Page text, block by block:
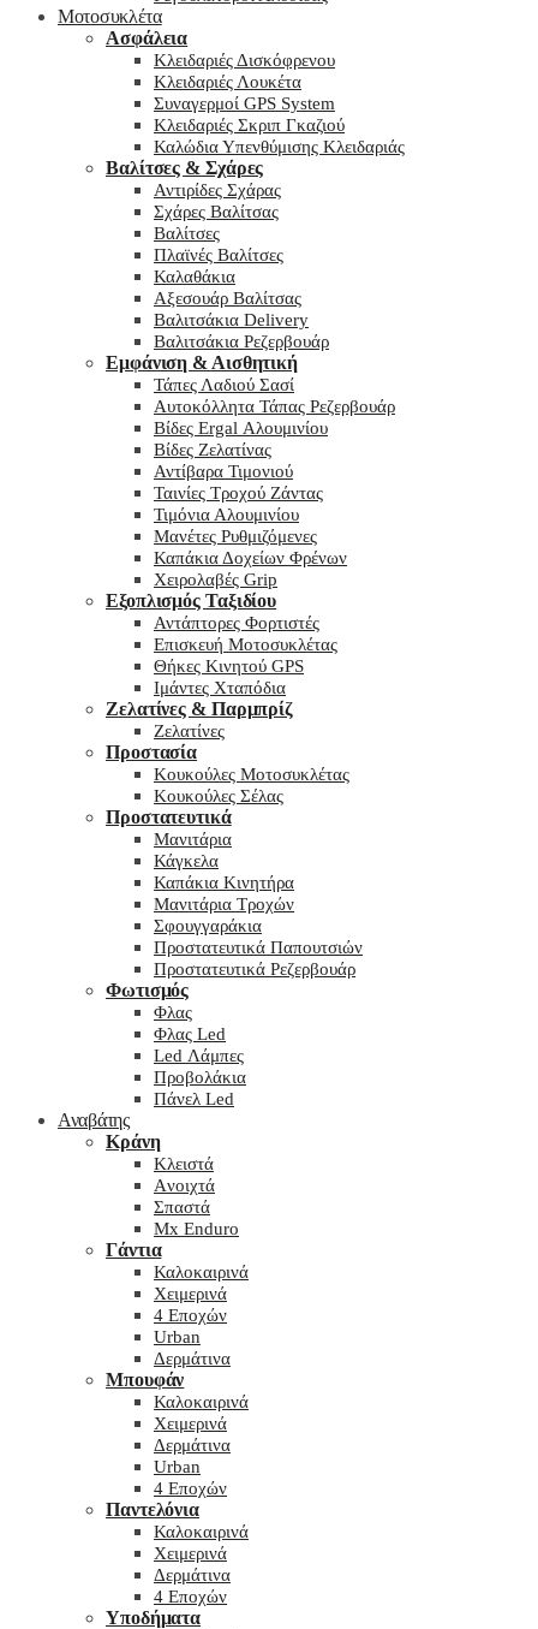
Μοτοσυκλέτα
Ασφάλεια
Κλειδαριές Δισκόφρενου
Κλειδαριές Λουκέτα
Συναγερμοί GPS System
Κλειδαριές Σκριπ Γκαζιού
Καλώδια Υπενθύμισης Κλειδαριάς
Βαλίτσες & Σχάρες
Αντιρίδες Σχάρας
Σχάρες Βαλίτσας
Βαλίτσες
Πλαϊνές Βαλίτσες
Καλαθάκια
Αξεσουάρ Βαλίτσας
Βαλιτσάκια Delivery
Βαλιτσάκια Ρεζερβουάρ
Εμφάνιση & Αισθητική
Τάπες Λαδιού Σασί
Αυτοκόλλητα Τάπας Ρεζερβουάρ
Βίδες Ergal Αλουμινίου
Βίδες Ζελατίνας
Αντίβαρα Τιμονιού
Ταινίες Τροχού Ζάντας
Τιμόνια Αλουμινίου
Μανέτες Ρυθμιζόμενες
Καπάκια Δοχείων Φρένων
Χειρολαβές Grip
Εξοπλισμός Ταξιδίου
Αντάπτορες Φορτιστές
Επισκευή Μοτοσυκλέτας
Θήκες Κινητού GPS
Ιμάντες Χταπόδια
Ζελατίνες & Παρμπρίζ
Ζελατίνες
Προστασία
Κουκούλες Μοτοσυκλέτας
Κουκούλες Σέλας
Προστατευτικά
Μανιτάρια
Κάγκελα
Καπάκια Κινητήρα
Μανιτάρια Τροχών
Σφουγγαράκια
Προστατευτικά Παπουτσιών
Προστατευτικά Ρεζερβουάρ
Φωτισμός
Φλας
Φλας Led
Led Λάμπες
Προβολάκια
Πάνελ Led
Αναβάτης
Κράνη
Kλειστά
Aνοιχτά
Σπαστά
Mx Enduro
Γάντια
Καλοκαιρινά
Χειμερινά
4 Εποχών
Urban
Δερμάτινα
Μπουφάν
Καλοκαιρινά
Χειμερινά
Δερμάτινα
Urban
4 Εποχών
Παντελόνια
Καλοκαιρινά
Χειμερινά
Δερμάτινα
4 Εποχών
Υποδήματα